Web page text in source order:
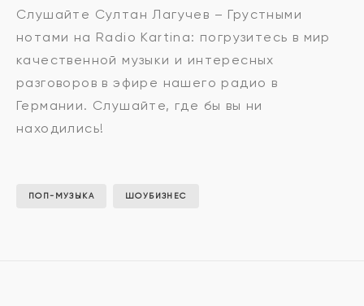
Султан
Лагучев
-
Слушайте Султан Лагучев – Грустными
нотами на Radio Kartina: погрузитесь в мир
качественной музыки и интересных
разговоров в эфире нашего радио в
Германии. Слушайте, где бы вы ни
находились!
ПОП-МУЗЫКА ШОУБИЗНЕС